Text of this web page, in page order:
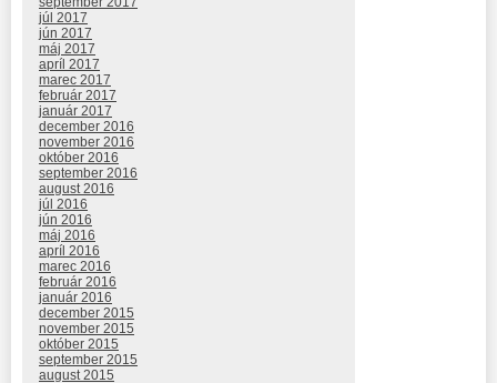
júl 2017
jún 2017
máj 2017
apríl 2017
marec 2017
február 2017
január 2017
december 2016
november 2016
október 2016
september 2016
august 2016
júl 2016
jún 2016
máj 2016
apríl 2016
marec 2016
február 2016
január 2016
december 2015
november 2015
október 2015
september 2015
august 2015